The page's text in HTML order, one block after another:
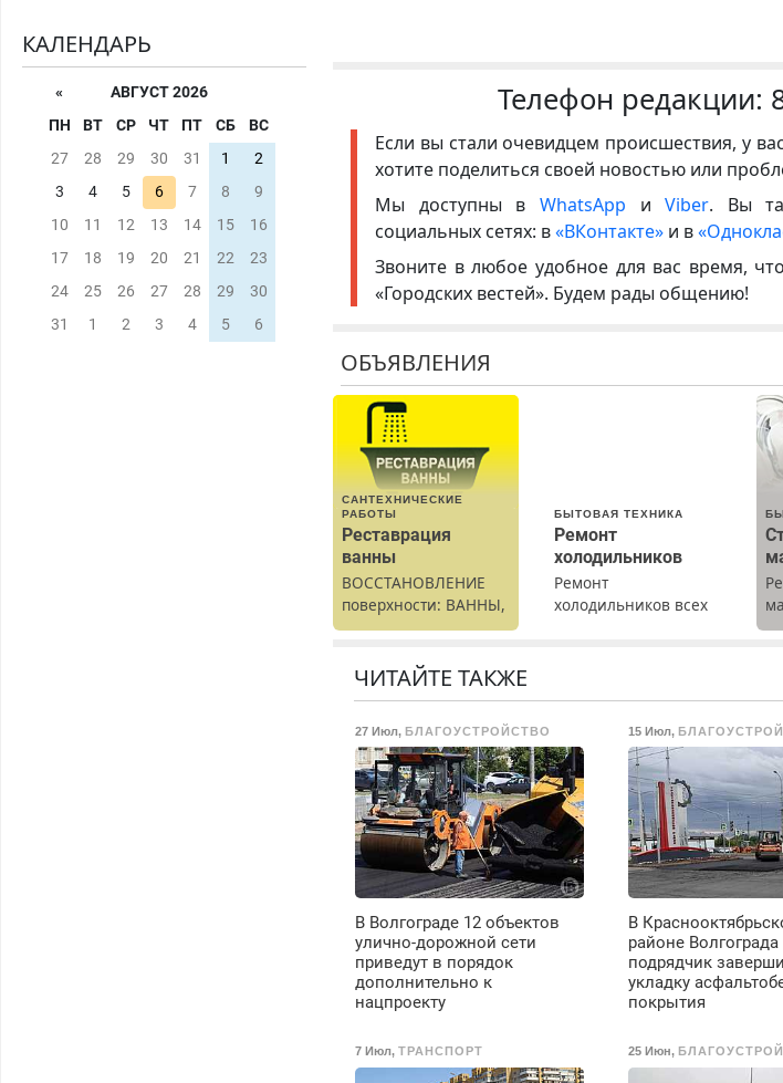
Телефон редакции:
Если вы стали очевидцем происшествия, у
хотите поделиться своей новостью или
Мы доступны в WhatsApp иViber. Вы
социальных сетях: в«ВКонтакте» и в
Звоните в любое удобное для вас время,
«Городских вестей». Будем рады общению!
ОБЪЯВЛЕНИЯ
САНТЕХНИЧЕСКИЕ
РАБОТЫ
Реставрация
ванны
ВОССТАНОВЛЕНИЕ
поверхности: ВАННЫ,
раковины,
скола до полной
реставрации. 100%
БЫТОВАЯ ТЕХНИКА
Ремонт
холодильников
Ремонт
холодильников всех
районы. Скидка.
Вызов бесплатный.
ЧИТАЙТЕ ТАКЖЕ
27 Июл, БЛАГОУСТРОЙСТВО
В Волгограде 12 объектов
улично-дорожной сети
приведут в порядок
дополнительно к
нацпроекту
15 Июл,
В
районе Волгограда
подрядчик
укладку
покрытия
7 Июл,ТРАНСПОРТ 25 Июн,
КАЛЕНДАРЬ
«
АВГУСТ 2026
ПН
ВТ СР ЧТ ПТ СБ
ВС
27
28 29 30 31 1
2
3
4 5 6 7 8
9
10
11 12 13 14 15
16
17
18 19 20 21 22
23
24
25 26 27 28 29
30
31
1 2 3 4 5 6